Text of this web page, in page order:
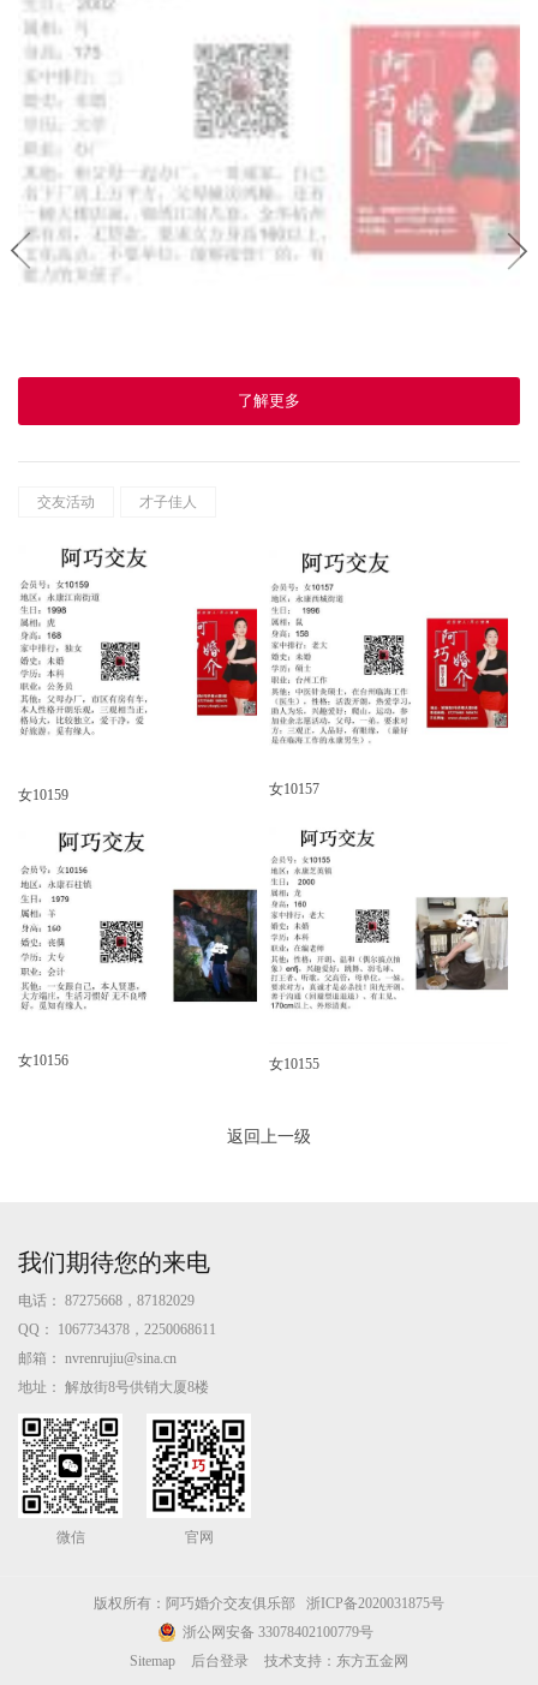
了解更多
交友活动 才子佳人
女10159 女10157
女10156 女10155
返回上一级
我们期待您的来电
电话： 87275668，87182029
QQ：
1067734378，2250068611
邮箱： nvrenrujiu@sina.cn
地址： 解放街8号供销大厦8楼
微信 官网
版权所有：阿巧婚介交友俱乐部
浙ICP备2020031875号
浙公网安备 33078402100779号
Sitemap
后台登录 技术支持：东方五金网